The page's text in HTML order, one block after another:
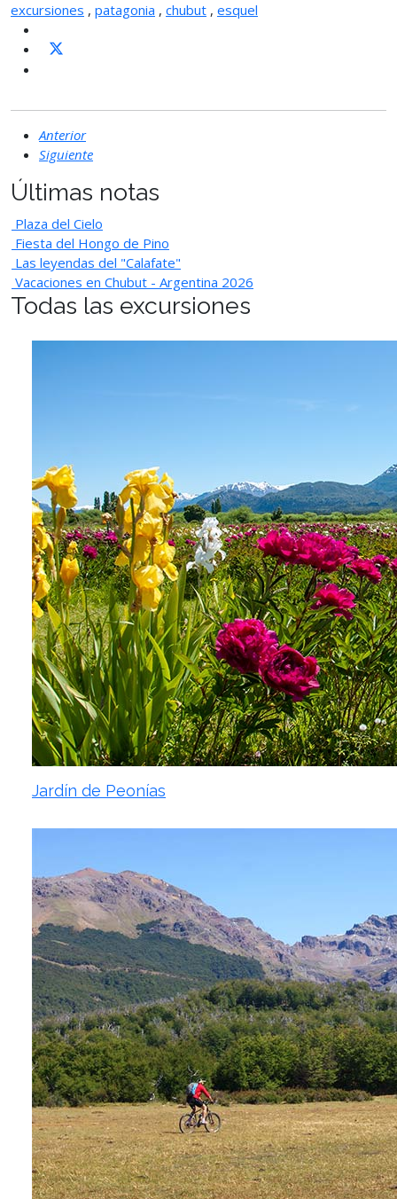
excursiones , patagonia , chubut , esquel
Anterior
Siguiente
Últimas notas
Plaza del Cielo
Fiesta del Hongo de Pino
Las leyendas del "Calafate"
Vacaciones en Chubut - Argentina 2026
Todas las excursiones
Jardín de Peonías